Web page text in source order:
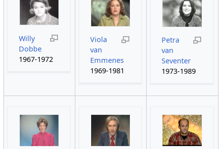
Willy
Dobbe
1967-1972
Viola
van
Emmenes
1969-1981
Petra
van
Seventer
1973-1989